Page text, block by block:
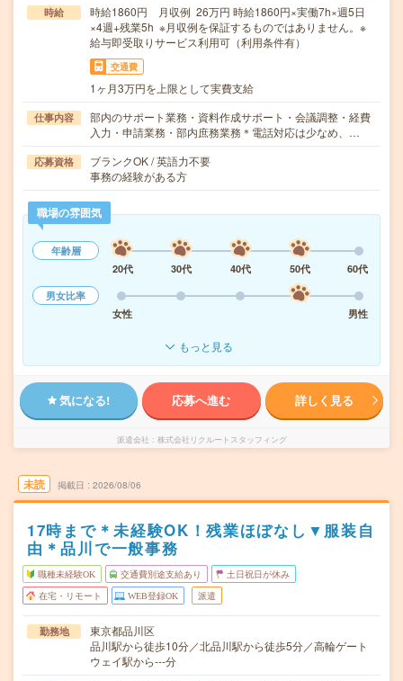
時給
時給1860円 月収例 26万円 時給1860円×実働7h×週5日
×4週+残業5h ※月収例を保証するものではありません。※
給与即受取りサービス利用可（利用条件有）
交通費
1ヶ月3万円を上限として実費支給
仕事内容
部内のサポート業務・資料作成サポート・会議調整・経費
入力・申請業務・部内庶務業務＊電話対応は少なめ、…
応募資格
ブランクOK / 英語力不要
事務の経験がある方
職場の雰囲気
年齢層
20代
30代 40代 50代
60代
男女比率
女性
男性
もっと見る
気になる! 応募へ進む 詳しく見る
派遣会社 株式会社リクルートスタッフィング
未読 掲載日 2026/08/06
17時まで＊未経験OK！残業ほぼなし▼服装自
由＊品川で一般事務
職種未経験OK 交通費別途支給あり 土日祝日が休み
在宅・リモート WEB登録OK 派遣
勤務地
東京都品川区
品川駅から徒歩10分／北品川駅から徒歩5分／高輪ゲート
ウェイ駅から---分